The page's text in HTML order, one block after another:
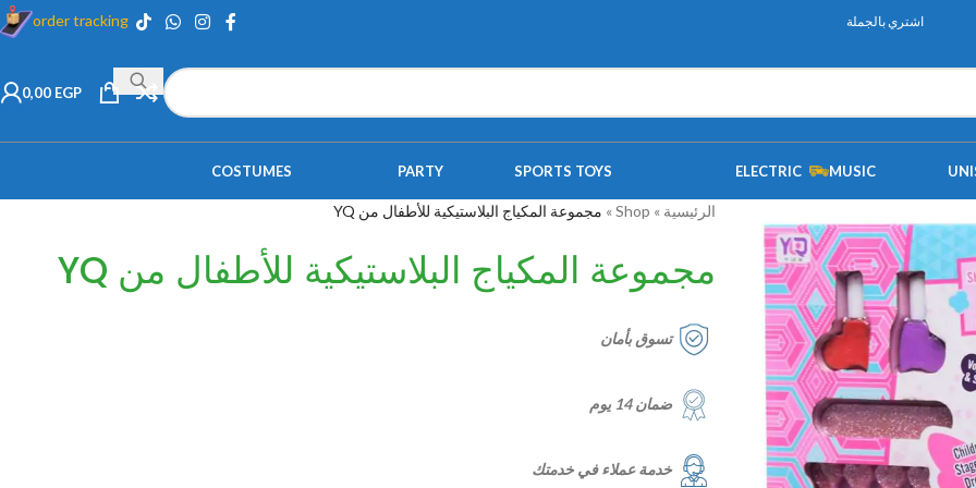
اشتري بالجملة order tracking
0,00 EGP
MUSIC
ELECTRIC
SPORTS TOYS
PARTY
COSTUMES
الرئيسية »
Shop
» مجموعة المكياج البلاستيكية للأطفال من YQ
مجموعة المكياج البلاستيكية للأطفال من YQ
تسوق بأمان
ضمان 14 يوم
خدمة عملاء في خدمتك